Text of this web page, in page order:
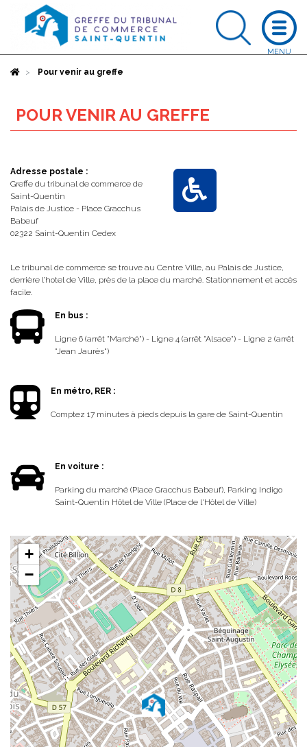
AccueilPour venir au greffe
POUR VENIR AU GREFFE
Adresse postale :
Greffe du tribunal de commerce de
Saint-Quentin
Palais de Justice - Place Gracchus
Babeuf
02322 Saint-Quentin Cedex
Le tribunal de commerce se trouve au Centre Ville, au Palais de Justice,
derrière l’hotel de Ville, près de la place du marché. Stationnement et accès
facile.
En bus :
Ligne 6 (arrêt "Marché") - Ligne 4 (arrêt "Alsace") - Ligne 2 (arrêt
"Jean Jaurès")
En métro, RER :
Comptez 17 minutes à pieds depuis la gare de Saint-Quentin
En voiture :
Parking du marché (Place Gracchus Babeuf), Parking Indigo
Saint-Quentin Hôtel de Ville (Place de l'Hôtel de Ville)
+
−